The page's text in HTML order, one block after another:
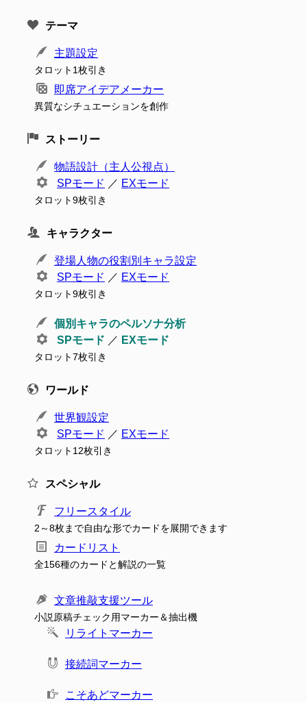
テーマ
主題設定
タロット1枚引き
即席アイデアメーカー
異質なシチュエーションを創作
ストーリー
物語設計（主人公視点）
SPモード ／ EXモード
タロット9枚引き
キャラクター
登場人物の役割別キャラ設定
SPモード ／ EXモード
タロット9枚引き
個別キャラのペルソナ分析
SPモード ／ EXモード
タロット7枚引き
ワールド
世界観設定
SPモード ／ EXモード
タロット12枚引き
スペシャル
フリースタイル
2～8枚まで自由な形でカードを展開できます
カードリスト
全156種のカードと解説の一覧
文章推敲支援ツール
小説原稿チェック用マーカー＆抽出機
リライトマーカー
接続詞マーカー
こそあどマーカー